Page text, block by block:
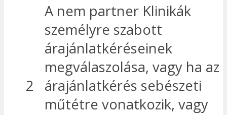
2
A nem partner Klinikák
személyre szabott
árajánlatkéréseinek
megválaszolása, vagy ha az
árajánlatkérés sebészeti
műtétre vonatkozik, vagy